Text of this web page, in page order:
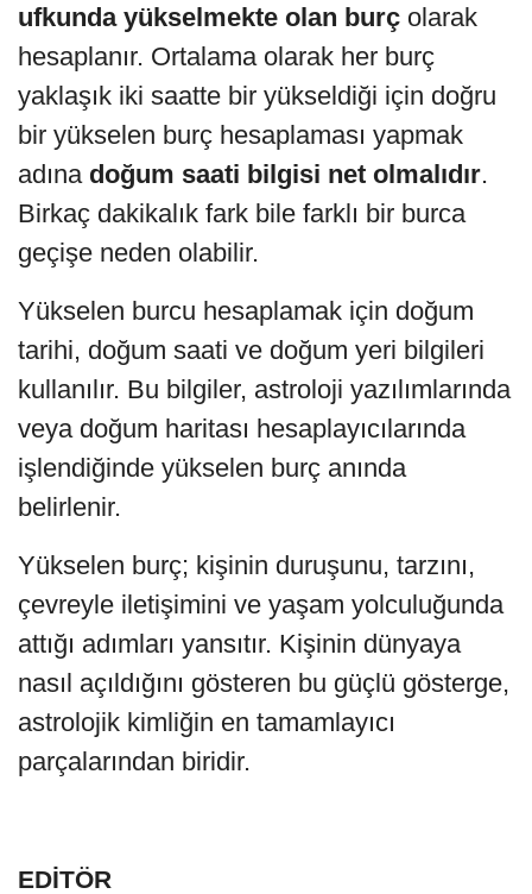
ufkunda yükselmekte olan burç olarak
hesaplanır. Ortalama olarak her burç
yaklaşık iki saatte bir yükseldiği için doğru
bir yükselen burç hesaplaması yapmak
adına doğum saati bilgisi net olmalıdır.
Birkaç dakikalık fark bile farklı bir burca
geçişe neden olabilir.
Yükselen burcu hesaplamak için doğum
tarihi, doğum saati ve doğum yeri bilgileri
kullanılır. Bu bilgiler, astroloji yazılımlarında
veya doğum haritası hesaplayıcılarında
işlendiğinde yükselen burç anında
belirlenir.
Yükselen burç; kişinin duruşunu, tarzını,
çevreyle iletişimini ve yaşam yolculuğunda
attığı adımları yansıtır. Kişinin dünyaya
nasıl açıldığını gösteren bu güçlü gösterge,
astrolojik kimliğin en tamamlayıcı
parçalarından biridir.
EDİTÖR